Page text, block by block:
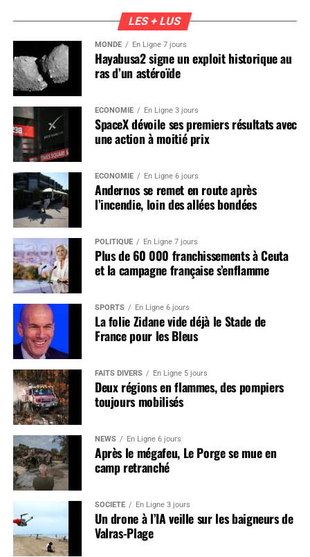
LES + LUS
MONDE En Ligne 7 jours
Hayabusa2 signe un exploit historique au
ras d’un astéroïde
ÉCONOMIE En Ligne 3 jours
SpaceX dévoile ses premiers résultats avec
une action à moitié prix
ÉCONOMIE En Ligne 6 jours
Andernos se remet en route après
l’incendie, loin des allées bondées
POLITIQUE En Ligne 7 jours
Plus de 60 000 franchissements à Ceuta
et la campagne française s’enflamme
SPORTS En Ligne 6 jours
La folie Zidane vide déjà le Stade de
France pour les Bleus
FAITS DIVERS En Ligne 5 jours
Deux régions en flammes, des pompiers
toujours mobilisés
NEWS En Ligne 6 jours
Après le mégafeu, Le Porge se mue en
camp retranché
SOCIÉTÉ En Ligne 3 jours
Un drone à l’IA veille sur les baigneurs de
Valras-Plage